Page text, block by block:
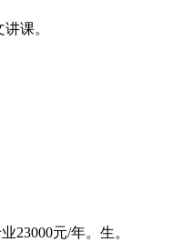
课。
元/年。生。